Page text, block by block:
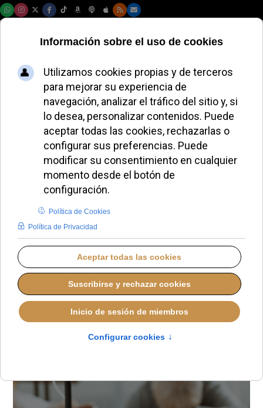
Informe revela que 1
de cada 13 muertes
en Quebec ocurre
por eutanasia:
Canadá alcanza los
100.000 casos
REDACCIÓN
DEFENSA DE LA VIDA
JUEVES, 06 NOVIEMBRE 2025 09:50